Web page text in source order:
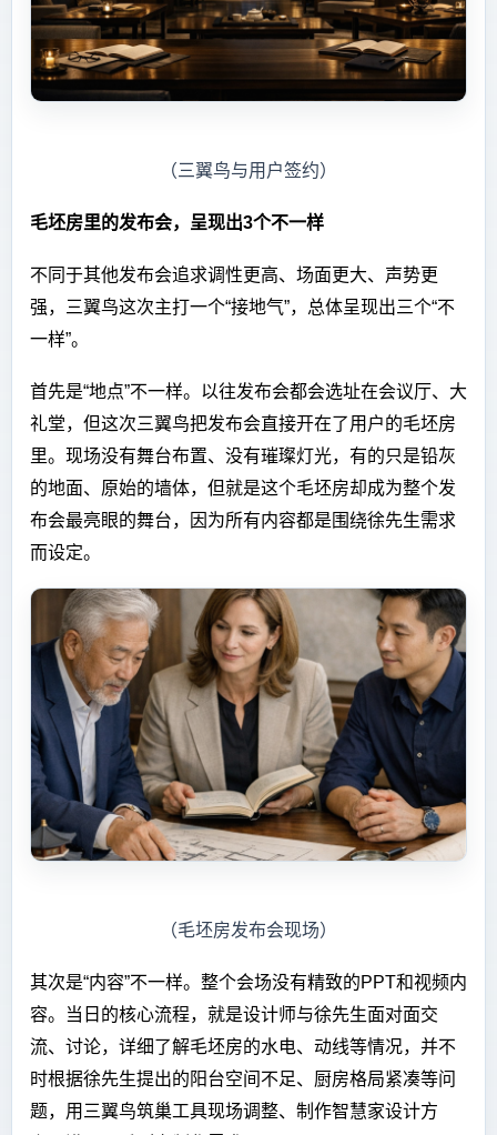
（三翼鸟与用户签约）
毛坯房里的发布会，呈现出3个不一样
不同于其他发布会追求调性更高、场面更大、声势更
强，三翼鸟这次主打一个“接地气”，总体呈现出三个“不
一样”。
首先是“地点”不一样。以往发布会都会选址在会议厅、大
礼堂，但这次三翼鸟把发布会直接开在了用户的毛坯房
里。现场没有舞台布置、没有璀璨灯光，有的只是铅灰
的地面、原始的墙体，但就是这个毛坯房却成为整个发
布会最亮眼的舞台，因为所有内容都是围绕徐先生需求
而设定。
（毛坯房发布会现场）
其次是“内容”不一样。整个会场没有精致的PPT和视频内
容。当日的核心流程，就是设计师与徐先生面对面交
流、讨论，详细了解毛坯房的水电、动线等情况，并不
时根据徐先生提出的阳台空间不足、厨房格局紧凑等问
题，用三翼鸟筑巢工具现场调整、制作智慧家设计方